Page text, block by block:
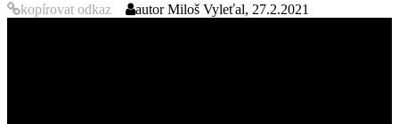
kopírovat odkaz autorMiloš Vyleťal, 27.2.2021